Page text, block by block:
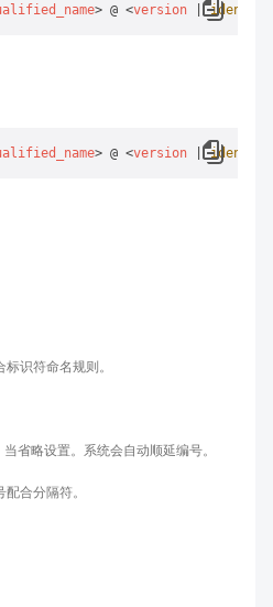
> @ <version | ident
> @ <version | ident
识符命名规则。
省略设置。系统会自动顺延编号。
合分隔符。